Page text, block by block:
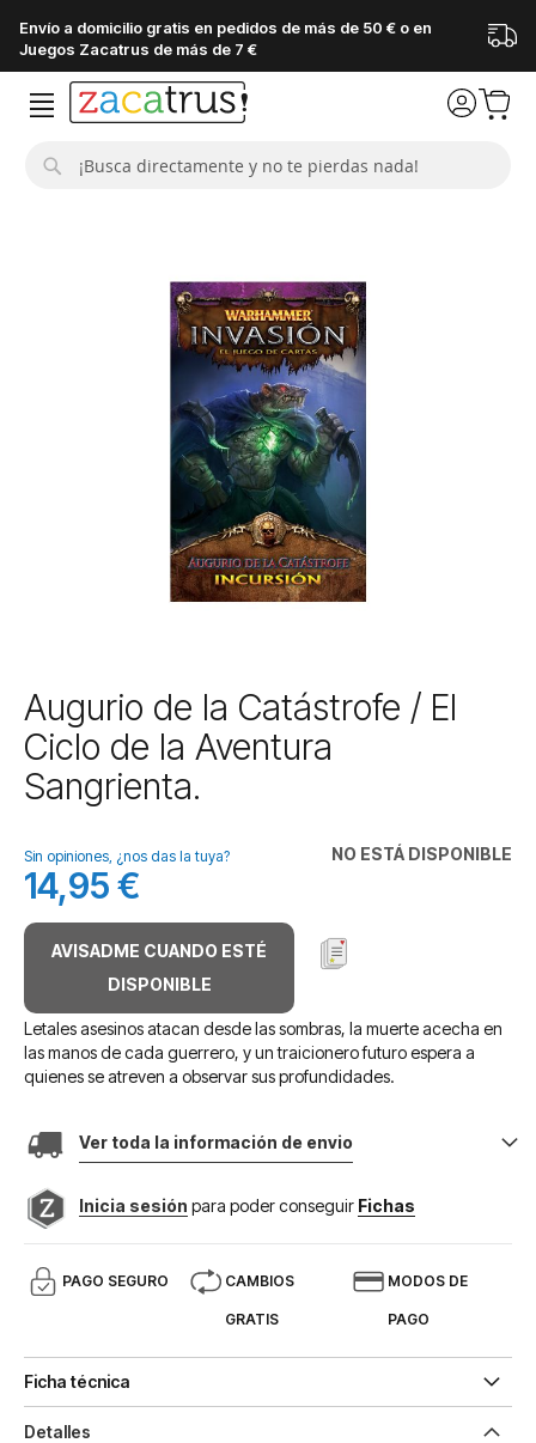
Envío a domicilio gratis en pedidos de más de 50 € o en
Juegos Zacatrus de más de 7 €
Saltar
al
comienzo
la
imágenes
Augurio de la Catástrofe / El
Ciclo de la Aventura
Sangrienta.
NO ESTÁ DISPONIBLE
Sin opiniones, ¿nos das la tuya?
14,95 €
AVISADME CUANDO ESTÉ
DISPONIBLE
Letales asesinos atacan desde las sombras, la muerte acecha en
las manos de cada guerrero, y un traicionero futuro espera a
quienes se atreven a observar sus profundidades.
Ver toda la información de envio
Inicia sesión para poder conseguir Fichas
PAGO SEGURO CAMBIOS
GRATIS
MODOS DE
PAGO
Ficha técnica
Detalles